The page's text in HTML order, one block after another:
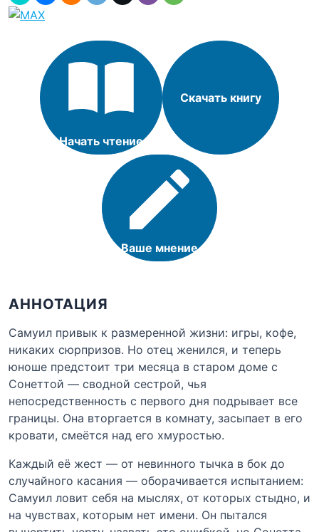
Начать чтение
Скачать книгу
Ваше мнение
АННОТАЦИЯ
Самуил привык к размеренной жизни: игры, кофе,
никаких сюрпризов. Но отец женился, и теперь
юноше предстоит три месяца в старом доме с
Сонеттой — сводной сестрой, чья
непосредственность с первого дня подрывает все
границы. Она вторгается в комнату, засыпает в его
кровати, смеётся над его хмуростью.
Каждый её жест — от невинного тычка в бок до
случайного касания — оборачивается испытанием:
Самуил ловит себя на мыслях, от которых стыдно, и
на чувствах, которым нет имени. Он пытался